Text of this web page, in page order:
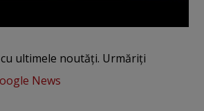
ultimele noutăți. Urmăriți
News